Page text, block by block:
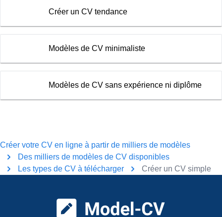
Créer un CV tendance
Modèles de CV minimaliste
Modèles de CV sans expérience ni diplôme
Créer votre CV en ligne à partir de milliers de modèles
Des milliers de modèles de CV disponibles
Les types de CV à télécharger
Créer un CV simple